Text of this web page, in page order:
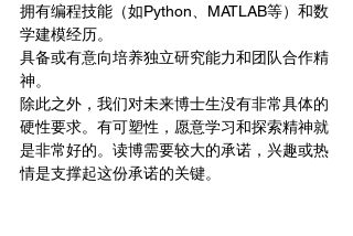
拥有编程技能（如Python、MATLAB等）和数
学建模经历。
具备或有意向培养独立研究能力和团队合作精
神。
除此之外，我们对未来博士生没有非常具体的
硬性要求。有可塑性，愿意学习和探索精神就
是非常好的。读博需要较大的承诺，兴趣或热
情是支撑起这份承诺的关键。